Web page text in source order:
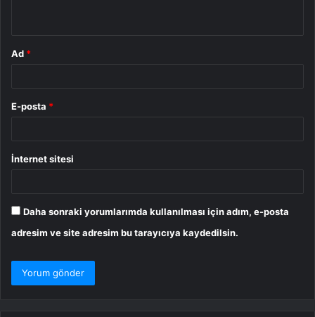
Ad *
E-posta *
İnternet sitesi
Daha sonraki yorumlarımda kullanılması için adım, e-posta
adresim ve site adresim bu tarayıcıya kaydedilsin.